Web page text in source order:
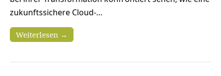
zukunftssichere Cloud-…
Weiterlesen →